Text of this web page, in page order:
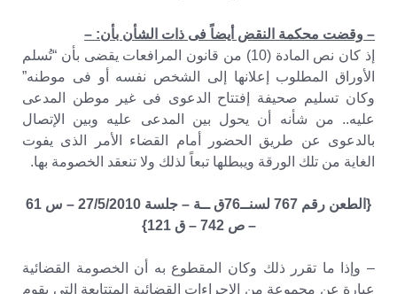
– وقضت محكمة النقض أيضاً فى ذات الشأن بأن: –
إذ كان نص المادة (10) من قانون المرافعات يقضى بأن “تُسلم
الأوراق المطلوب إعلانها إلى الشخص نفسه أو فى موطنه”
وكان تسليم صحيفة إفتتاح الدعوى فى غير موطن المدعى
عليه.. من شأنه أن يحول بين المدعى عليه وبين الإتصال
بالدعوى عن طريق الحضور أمام القضاء الأمر الذى يفوت
الغاية من تلك الورقة ويبطلها تبعاً لذلك ولا تنعقد الخصومة بها.
{الطعن رقم 767 لسنــ76ق ــة – جلسة 27/5/2010 – س 61
– ص 742 – ق 121}
– وإذا ما تقرر ذلك وكان المقطوع به أن الخصومة القضائية
عبارة عن مجموعة من الإجراءات القضائية المتتابعة التى يقوم